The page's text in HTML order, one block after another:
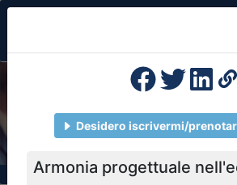
Previous